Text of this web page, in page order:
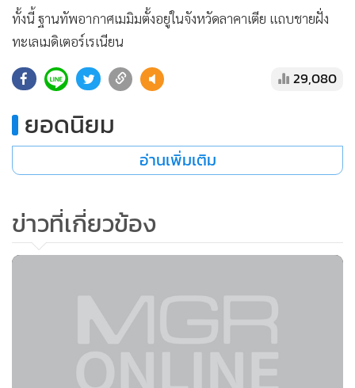
ทั้งนี้ ฐานทัพอากาศเมมิมตั้งอยู่ในจังหวัดลาคาเตีย แถบชายฝั่ง
ทะเลเมดิเตอร์เรเนียน
29,080
ยอดนิยม
อ่านเพิ่มเติม
ข่าวที่เกี่ยวข้อง